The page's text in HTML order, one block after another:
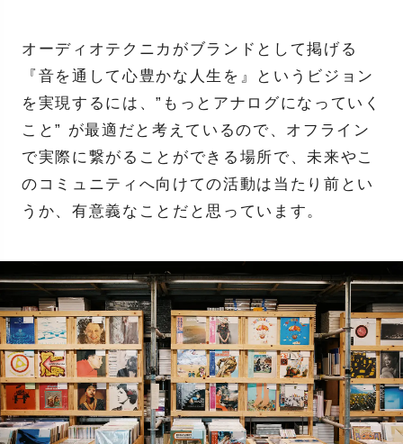
オーディオテクニカがブランドとして掲げる
『音を通して心豊かな人生を』というビジョン
を実現するには、”もっとアナログになっていく
こと” が最適だと考えているので、オフライン
で実際に繋がることができる場所で、未来やこ
のコミュニティへ向けての活動は当たり前とい
うか、有意義なことだと思っています。